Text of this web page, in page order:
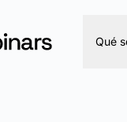
Qué